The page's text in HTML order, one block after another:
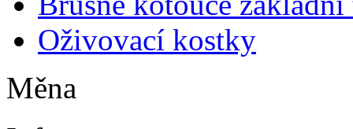
Oživovací kostky
Měna